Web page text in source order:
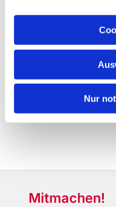
Nur
Mitmachen!